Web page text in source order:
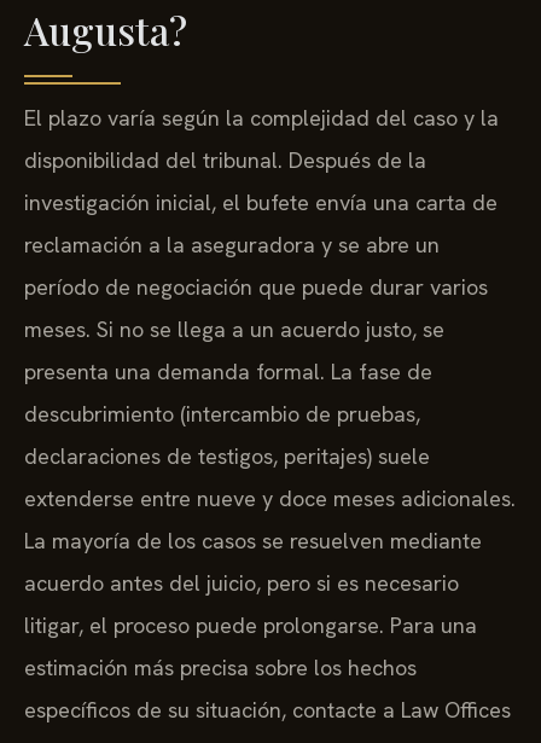
Augusta?
El plazo varía según la complejidad del caso y la
disponibilidad del tribunal. Después de la
investigación inicial, el bufete envía una carta de
reclamación a la aseguradora y se abre un
período de negociación que puede durar varios
meses. Si no se llega a un acuerdo justo, se
presenta una demanda formal. La fase de
descubrimiento (intercambio de pruebas,
declaraciones de testigos, peritajes) suele
extenderse entre nueve y doce meses adicionales.
La mayoría de los casos se resuelven mediante
acuerdo antes del juicio, pero si es necesario
litigar, el proceso puede prolongarse. Para una
estimación más precisa sobre los hechos
específicos de su situación, contacte a Law Offices